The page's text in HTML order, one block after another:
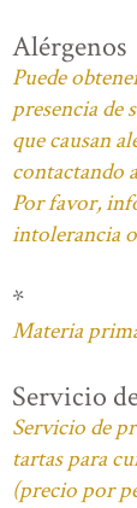
Alérgenos
Puede
presencia de
que causan
contactando
Por favor,
intolerancia
*
Materia
Servicio
Servicio de
tartas para
(precio por